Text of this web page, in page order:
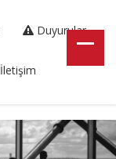
Duyurular
İletişim